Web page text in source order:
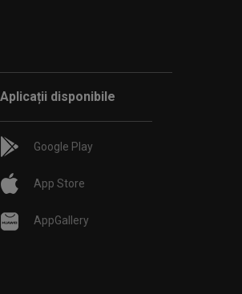
Aplicații disponibile
Google Play
App Store
AppGallery